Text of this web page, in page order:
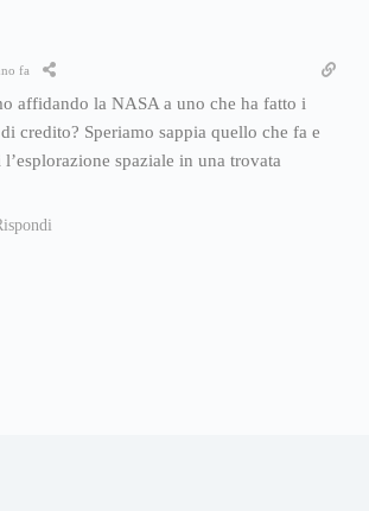
fa
affidando la NASA a uno che ha fatto i
credito? Speriamo sappia quello che fa e
spaziale in una trovata